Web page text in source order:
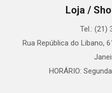
Loja /
Tel.: (21)
Rua República do Libano,
HORÁRIO: